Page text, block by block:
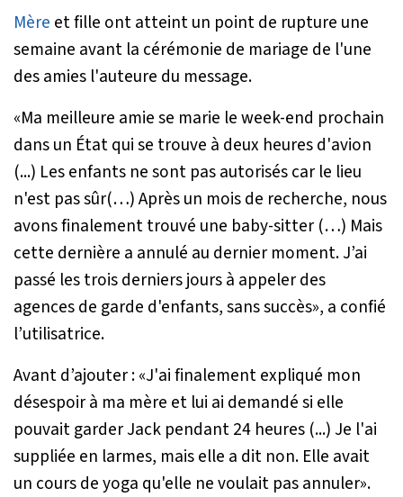
Mère et fille ont atteint un point de rupture une
semaine avant la cérémonie de mariage de l'une
des amies l'auteure du message.
«Ma meilleure amie se marie le week-end prochain
dans un État qui se trouve à deux heures d'avion
(...) Les enfants ne sont pas autorisés car le lieu
n'est pas sûr(…) Après un mois de recherche, nous
avons finalement trouvé une baby-sitter (…) Mais
cette dernière a annulé au dernier moment. J’ai
passé les trois derniers jours à appeler des
agences de garde d'enfants, sans succès», a confié
l’utilisatrice.
Avant d’ajouter : «J'ai finalement expliqué mon
désespoir à ma mère et lui ai demandé si elle
pouvait garder Jack pendant 24 heures (...) Je l'ai
suppliée en larmes, mais elle a dit non. Elle avait
un cours de yoga qu'elle ne voulait pas annuler».